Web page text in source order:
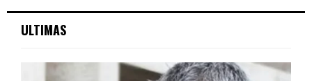
ULTIMAS